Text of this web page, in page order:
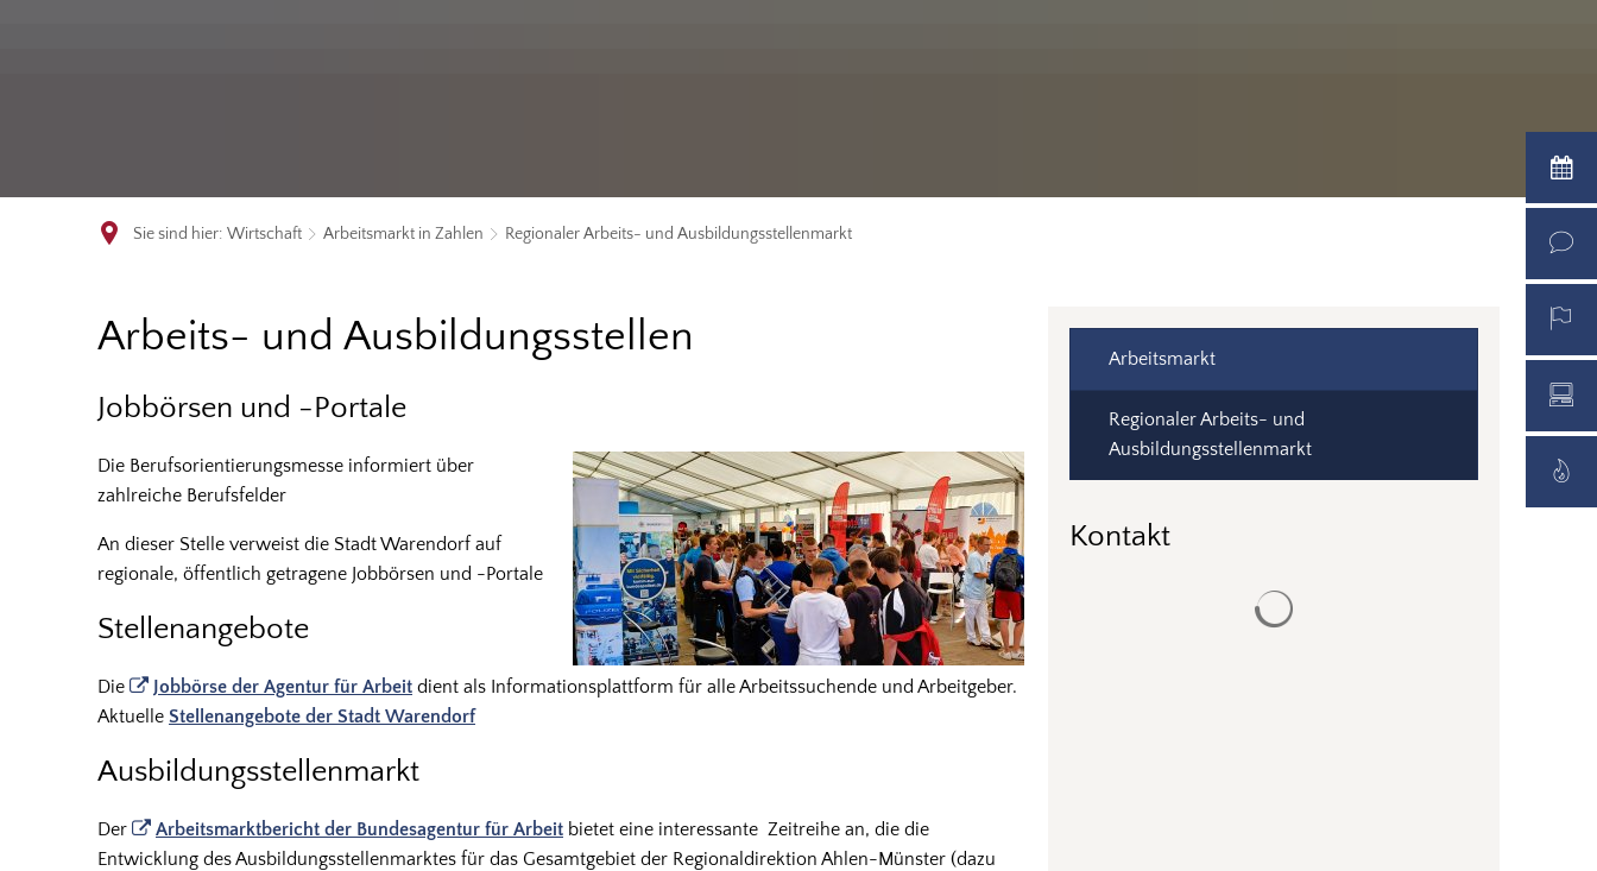
Sie sind hier: Wirtschaft Arbeitsmarkt in Zahlen Regionaler Arbeits- und Ausbildungsstellenmarkt
Regionaler
Arbeits-
Ausbildungsstellenmarkt
Arbeits- und Ausbildungsstellen
Jobbörsen und -Portale
Die Berufsorientierungsmesse informiert über
zahlreiche Berufsfelder
An dieser Stelle verweist die Stadt Warendorf auf
regionale, öffentlich getragene Jobbörsen und -Portale
Stellenangebote
Die Jobbörse der Agentur für Arbeit dient als Informationsplattform für alle Arbeitssuchende und Arbeitgeber.
Aktuelle Stellenangebote der Stadt Warendorf
Ausbildungsstellenmarkt
Der Arbeitsmarktbericht der Bundesagentur für Arbeit bietet eine interessante Zeitreihe an, die die
Entwicklung des Ausbildungsstellenmarktes für das Gesamtgebiet der Regionaldirektion Ahlen-Münster (dazu
Arbeitsmarkt
Regionaler Arbeits- und
Ausbildungsstellenmarkt
Kontakt